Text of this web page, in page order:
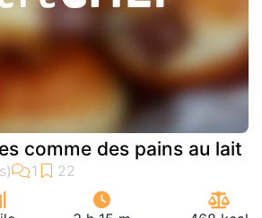
comme des pains au lait